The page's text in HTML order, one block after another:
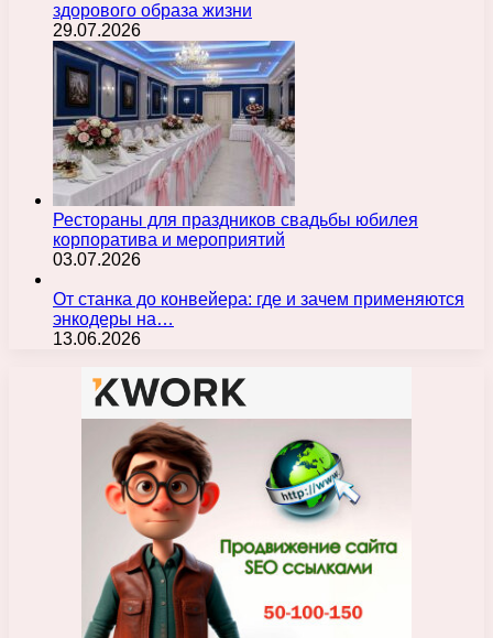
здорового образа жизни
29.07.2026
Рестораны для праздников свадьбы юбилея
корпоратива и мероприятий
03.07.2026
От станка до конвейера: где и зачем применяются
энкодеры на…
13.06.2026